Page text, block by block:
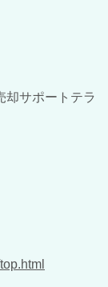
却サポートテラ